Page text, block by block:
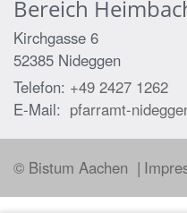
Bereich
Kirchgasse 6
52385 Nideggen
Telefon: +49 2427 1262
E-Mail: pfarramt-
© Bistum Aachen